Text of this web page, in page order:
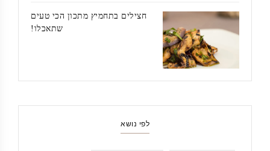
חצילים בתחמיץ מתכון הכי טעים
שתאכלו!
לפי נושא